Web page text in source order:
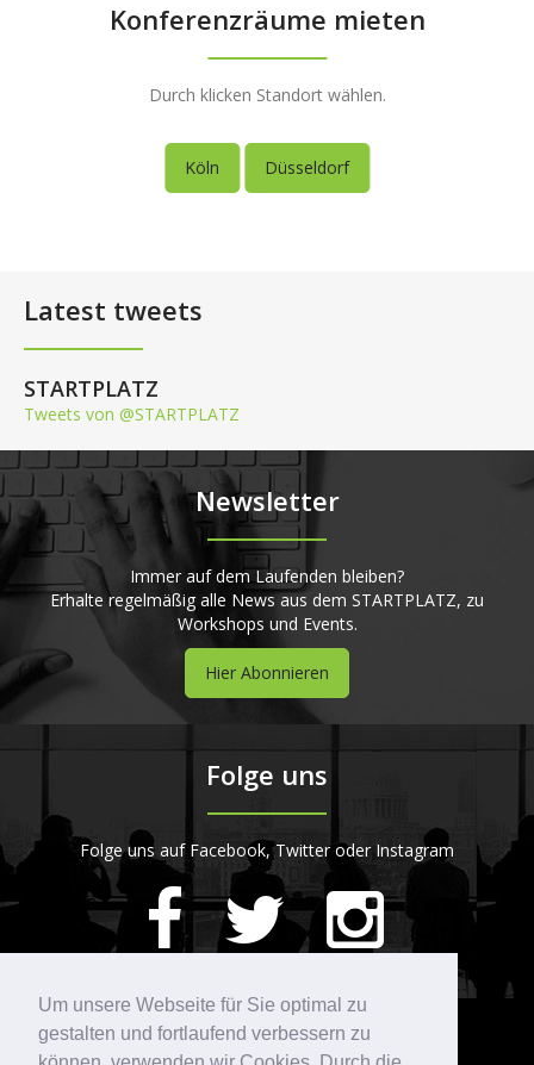
Um unsere Webseite für Sie optimal zu
gestalten und fortlaufend verbessern zu
Konferenzräume mieten
Durch klicken Standort wählen.
Köln Düsseldorf
Latest tweets
STARTPLATZ
Tweets von @STARTPLATZ
Newsletter
Immer auf dem Laufenden bleiben?
Erhalte regelmäßig alle News aus dem STARTPLATZ, zu
Workshops und Events.
Hier Abonnieren
Folge uns
Folge uns auf Facebook, Twitter oder Instagram
STARTPLATZ
420Bewertungen auf ProvenExpert.com
Kontakt